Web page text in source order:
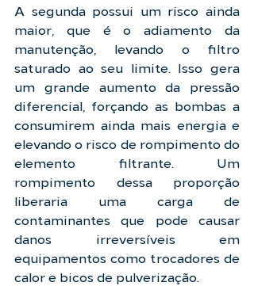
A segunda possui um risco ainda
maior, que é o adiamento da
manutenção, levando o filtro
saturado ao seu limite. Isso gera
um grande aumento da pressão
diferencial, forçando as bombas a
consumirem ainda mais energia e
elevando o risco de rompimento do
elemento filtrante. Um
rompimento dessa proporção
liberaria uma carga de
contaminantes que pode causar
danos irreversíveis em
equipamentos como trocadores de
calor e bicos de pulverização.